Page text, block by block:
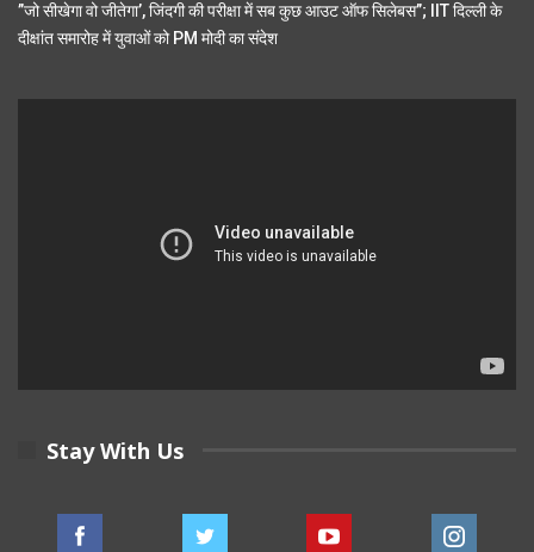
”जो सीखेगा वो जीतेगा’, जिंदगी की परीक्षा में सब कुछ आउट ऑफ सिलेबस”; IIT दिल्ली के
दीक्षांत समारोह में युवाओं को PM मोदी का संदेश
Stay With Us